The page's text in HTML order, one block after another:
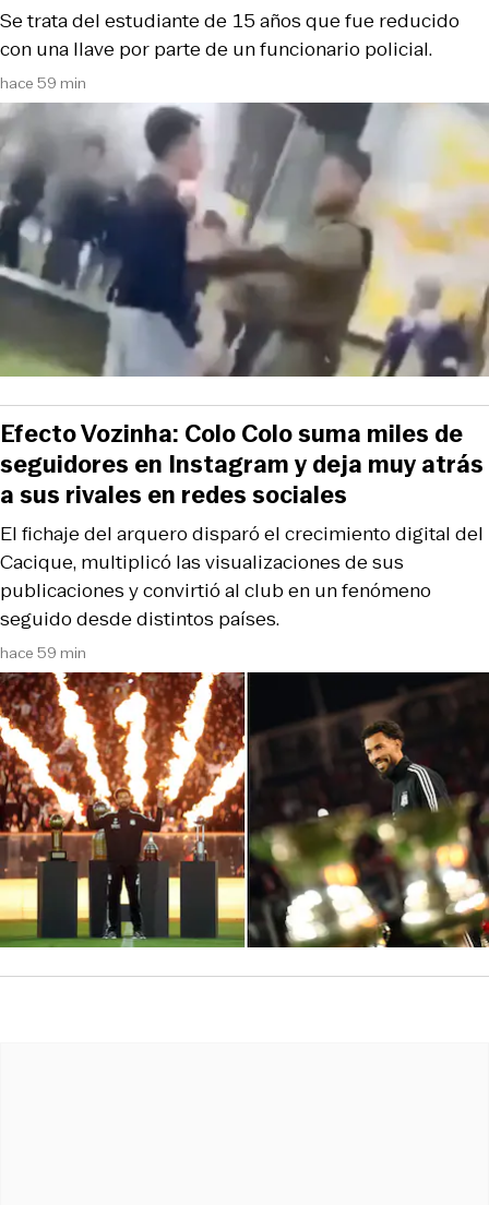
hace 59 min
Se trata del estudiante de 15 años que fue reducido
con una llave por parte de un funcionario policial.
hace 59 min
El fichaje del arquero disparó el crecimiento digital del
Cacique, multiplicó las visualizaciones de sus
publicaciones y convirtió al club en un fenómeno
seguido desde distintos países.
Efecto Vozinha: Colo Colo suma miles de
seguidores en Instagram y deja muy atrás
a sus rivales en redes sociales